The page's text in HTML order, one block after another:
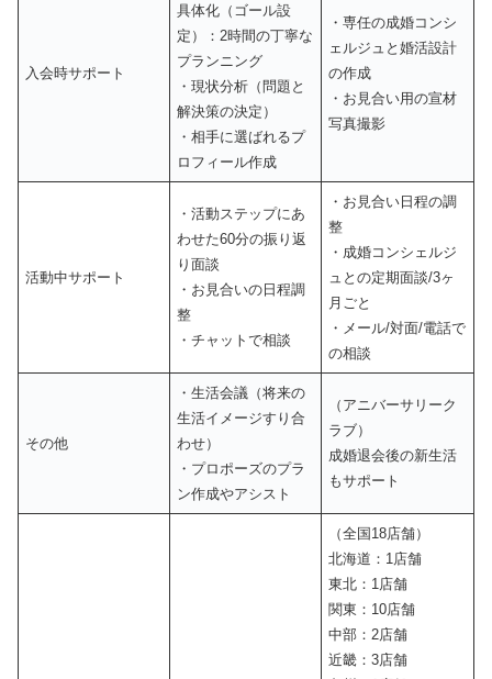
入会時サポート
具体化（ゴール設
定）：2時間の丁寧な
プランニング
・現状分析（問題と
解決策の決定）
・相手に選ばれるプ
ロフィール作成
・専任の成婚コンシ
ェルジュと婚活設計
の作成
・お見合い用の宣材
写真撮影
活動中サポート
・活動ステップにあ
わせた60分の振り返
り面談
・お見合いの日程調
整
・チャットで相談
・お見合い日程の調
整
・成婚コンシェルジ
ュとの定期面談/3ヶ
月ごと
・メール/対面/電話で
の相談
その他
・生活会議（将来の
生活イメージすり合
わせ）
・プロポーズのプラ
ン作成やアシスト
（アニバーサリーク
ラブ）
成婚退会後の新生活
もサポート
（全国18店舗）
北海道：1店舗
東北：1店舗
関東：10店舗
中部：2店舗
近畿：3店舗